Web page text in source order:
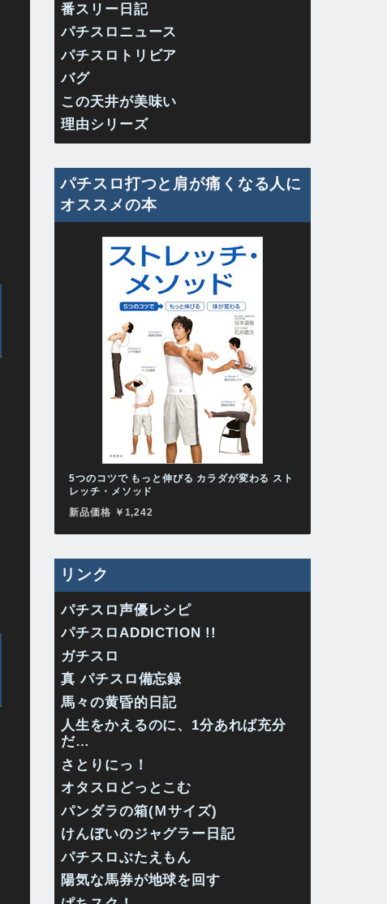
番スリー日記
パチスロニュース
パチスロトリビア
バグ
この天井が美味い
理由シリーズ
パチスロ打つと肩が痛くなる人に
オススメの本
5つのコツで もっと伸びる カラダが変わる スト
レッチ・メソッド
新品価格 ￥1,242
リンク
パチスロ声優レシピ
パチスロADDICTION !!
ガチスロ
真 パチスロ備忘録
馬々の黄昏的日記
人生をかえるのに、1分あれば充分
だ…
さとりにっ！
オタスロどっとこむ
パンダラの箱(Ｍサイズ)
けんぼいのジャグラー日記
パチスロぶたえもん
陽気な馬券が地球を回す